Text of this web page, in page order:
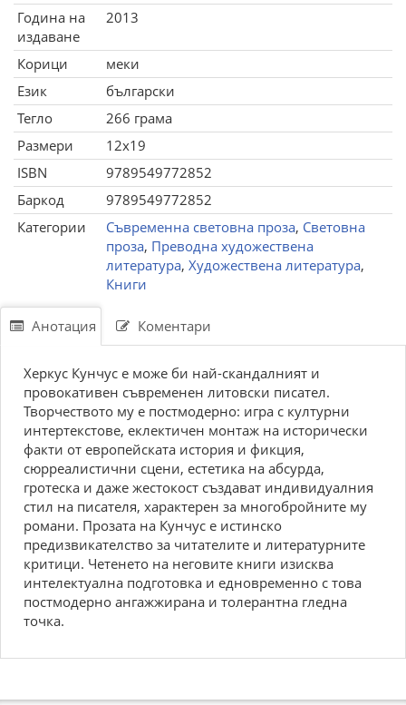
Година на
издаване
2013
Корици
меки
Език
български
Тегло
266 грама
Размери
12x19
ISBN
9789549772852
Баркод
9789549772852
Категории
Съвременна световна проза, Световна
проза, Преводна художествена
литература, Художествена литература,
Книги
Анотация Коментари
Херкус Кунчус е може би най-скандалният и
провокативен съвременен литовски писател.
Творчеството му е постмодерно: игра с културни
интертекстове, еклектичен монтаж на исторически
факти от европейската история и фикция,
сюрреалистични сцени, естетика на абсурда,
гротеска и даже жестокост създават индивидуалния
стил на писателя, характерен за многобройните му
романи. Прозата на Кунчус е истинско
предизвикателство за читателите и литературните
критици. Четенето на неговите книги изисква
интелектуална подготовка и едновременно с това
постмодерно ангажжирана и толерантна гледна
точка.